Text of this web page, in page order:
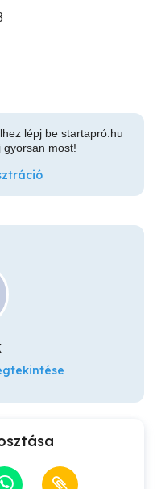
lépj be startapró.hu
gyorsan most!